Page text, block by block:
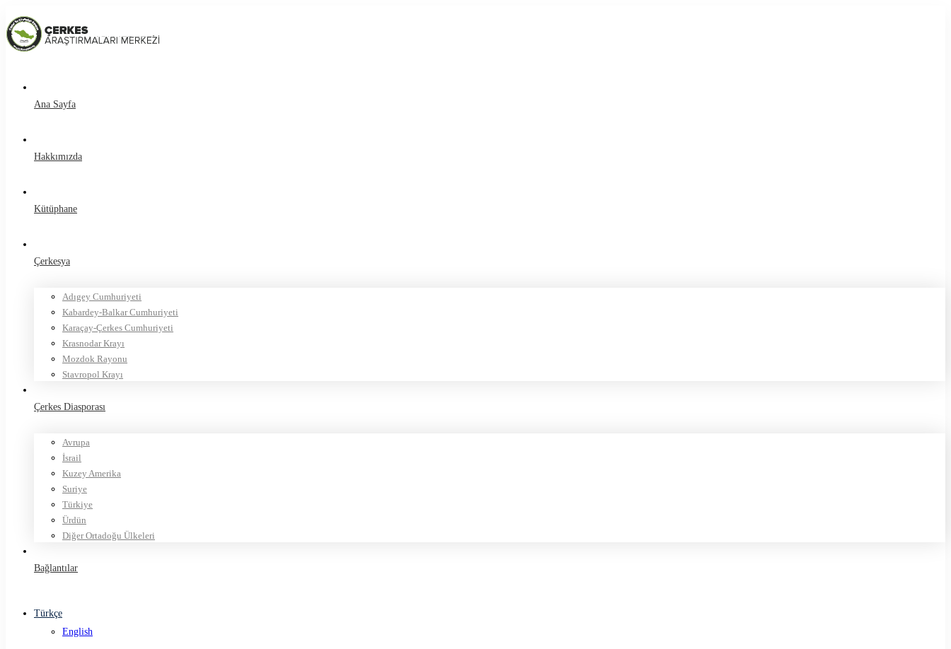
Ana Sayfa
Hakkımızda
Kütüphane
Çerkesya
Adıgey Cumhuriyeti
Kabardey-Balkar Cumhuriyeti
Karaçay-Çerkes Cumhuriyeti
Krasnodar Krayı
Mozdok Rayonu
Stavropol Krayı
Çerkes Diasporası
Avrupa
İsrail
Kuzey Amerika
Suriye
Türkiye
Ürdün
Diğer Ortadoğu Ülkeleri
Bağlantılar
Türkçe
English